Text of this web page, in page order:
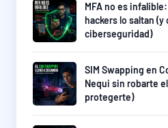
MFA no es
hackers lo saltan
ciberseguridad)
SIM Swapping en
Nequi sin robarte
protegerte)